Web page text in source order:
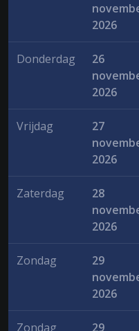
2026
Donderdag
26
2026
Vrijdag
27
2026
Zaterdag
28
2026
Zondag
29
2026
Zondag 29